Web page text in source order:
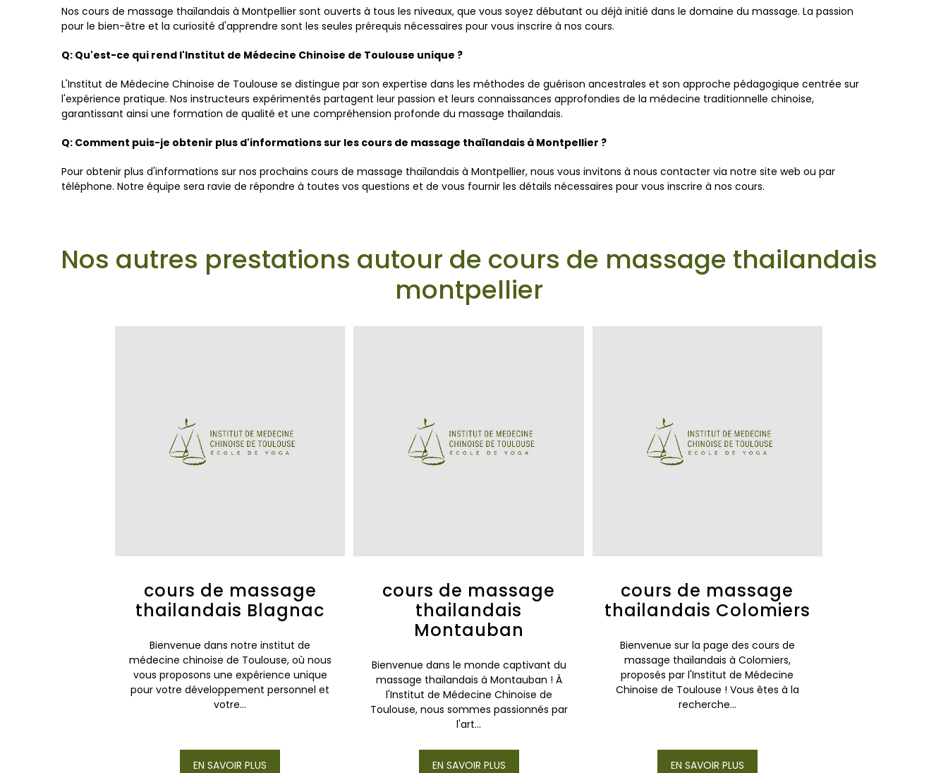
Nos cours de massage thaïlandais à Montpellier sont ouverts à tous les niveaux, que vous soyez débutant ou déjà initié dans le domaine du massage. La passion
pour le bien-être et la curiosité d'apprendre sont les seules prérequis nécessaires pour vous inscrire à nos cours.
Q: Qu'est-ce qui rend l'Institut de Médecine Chinoise de Toulouse unique ?
L'Institut de Médecine Chinoise de Toulouse se distingue par son expertise dans les méthodes de guérison ancestrales et son approche pédagogique centrée sur
l'expérience pratique. Nos instructeurs expérimentés partagent leur passion et leurs connaissances approfondies de la médecine traditionnelle chinoise,
garantissant ainsi une formation de qualité et une compréhension profonde du massage thaïlandais.
Q: Comment puis-je obtenir plus d'informations sur les cours de massage thaïlandais à Montpellier ?
Pour obtenir plus d'informations sur nos prochains cours de massage thaïlandais à Montpellier, nous vous invitons à nous contacter via notre site web ou par
téléphone. Notre équipe sera ravie de répondre à toutes vos questions et de vous fournir les détails nécessaires pour vous inscrire à nos cours.
Nos autres prestations autour de cours de massage thailandais
montpellier
cours de massage
thailandais Blagnac
Bienvenue dans notre institut de
médecine chinoise de Toulouse, où nous
vous proposons une expérience unique
pour votre développement personnel et
votre...
EN SAVOIR PLUS
cours de massage
thailandais
Montauban
Bienvenue dans le monde captivant du
massage thaïlandais à Montauban ! À
l'Institut de Médecine Chinoise de
Toulouse, nous sommes passionnés par
l'art...
EN SAVOIR PLUS
cours de massage
thailandais Colomiers
Bienvenue sur la page des cours de
massage thaïlandais à Colomiers,
proposés par l'Institut de Médecine
Chinoise de Toulouse ! Vous êtes à la
recherche...
EN SAVOIR PLUS